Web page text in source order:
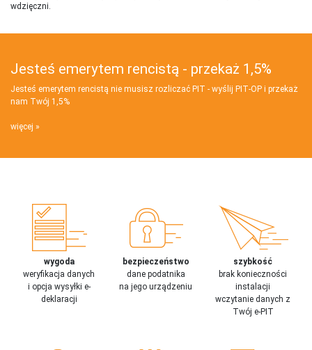
wdzięczni.
Jesteś emerytem rencistą - przekaż 1,5%
Jesteś emerytem rencistą nie musisz rozliczać PIT - wyślij PIT‑OP i przekaż
nam Twój 1,5%
więcej
wygoda
weryfikacja danych
i opcja wysyłki e-
deklaracji
bezpieczeństwo
dane podatnika
na jego urządzeniu
szybkość
brak konieczności
instalacji
wczytanie danych z
Twój e-PIT